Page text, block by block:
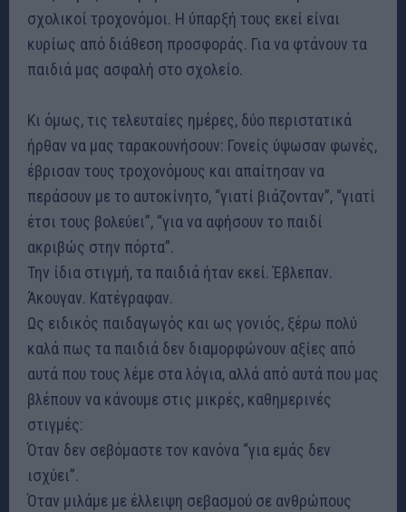
σχολικοί τροχονόμοι. Η ύπαρξή τους εκεί είναι
κυρίως από διάθεση προσφοράς. Για να φτάνουν τα
παιδιά μας ασφαλή στο σχολείο.
Κι όμως, τις τελευταίες ημέρες, δύο περιστατικά
ήρθαν να μας ταρακουνήσουν: Γονείς ύψωσαν φωνές,
έβρισαν τους τροχονόμους και απαίτησαν να
περάσουν με το αυτοκίνητο, “γιατί βιάζονταν”, “γιατί
έτσι τους βολεύει”, “για να αφήσουν το παιδί
ακριβώς στην πόρτα”.
Την ίδια στιγμή, τα παιδιά ήταν εκεί. Έβλεπαν.
Άκουγαν. Κατέγραφαν.
Ως ειδικός παιδαγωγός και ως γονιός, ξέρω πολύ
καλά πως τα παιδιά δεν διαμορφώνουν αξίες από
αυτά που τους λέμε στα λόγια, αλλά από αυτά που μας
βλέπουν να κάνουμε στις μικρές, καθημερινές
στιγμές:
Όταν δεν σεβόμαστε τον κανόνα “για εμάς δεν
ισχύει”.
Όταν μιλάμε με έλλειψη σεβασμού σε ανθρώπους